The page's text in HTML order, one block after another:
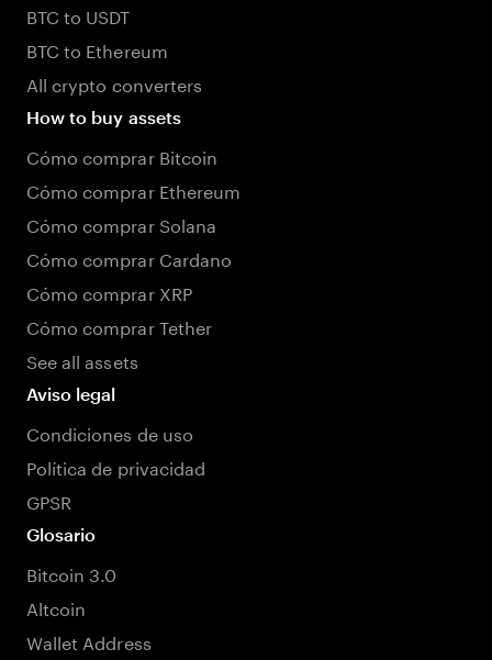
BTC to USDT
BTC to Ethereum
All crypto converters
How to buy assets
Cómo comprar Bitcoin
Cómo comprar Ethereum
Cómo comprar Solana
Cómo comprar Cardano
Cómo comprar XRP
Cómo comprar Tether
See all assets
Aviso legal
Condiciones de uso
Política de privacidad
GPSR
Glosario
Bitcoin 3.0
Altcoin
Wallet Address